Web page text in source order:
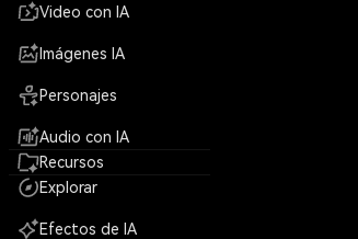
Video con IA
Imágenes IA
Personajes
Audio con IA
Recursos
Explorar
Efectos de IA